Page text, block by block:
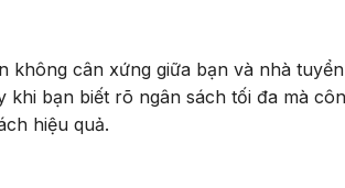
không cân xứng giữa bạn và nhà
khi bạn biết rõ ngân sách tối đa mà
hiệu quả.